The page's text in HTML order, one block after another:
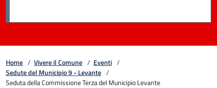
Home / Vivere il Comune / Eventi /
Sedute del Municipio 9 - Levante /
Seduta della Commissione Terza del Municipio Levante